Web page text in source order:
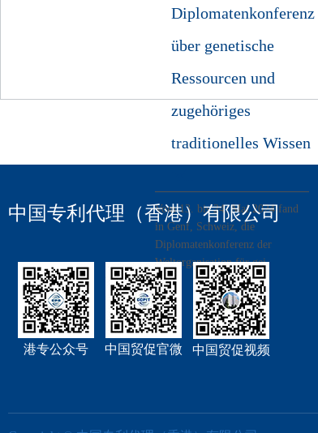
Diplomatenkonferenz
über genetische
Ressourcen und
zugehöriges
traditionelles Wissen
Vom 13. bis 24. Mai 2024 fand
in Genf, Schweiz, die
Diplomatenkonferenz der
Weltorganisation für gei
中国专利代理（香港）有限公司
港专公众号 中国贸促官微 中国贸促视频